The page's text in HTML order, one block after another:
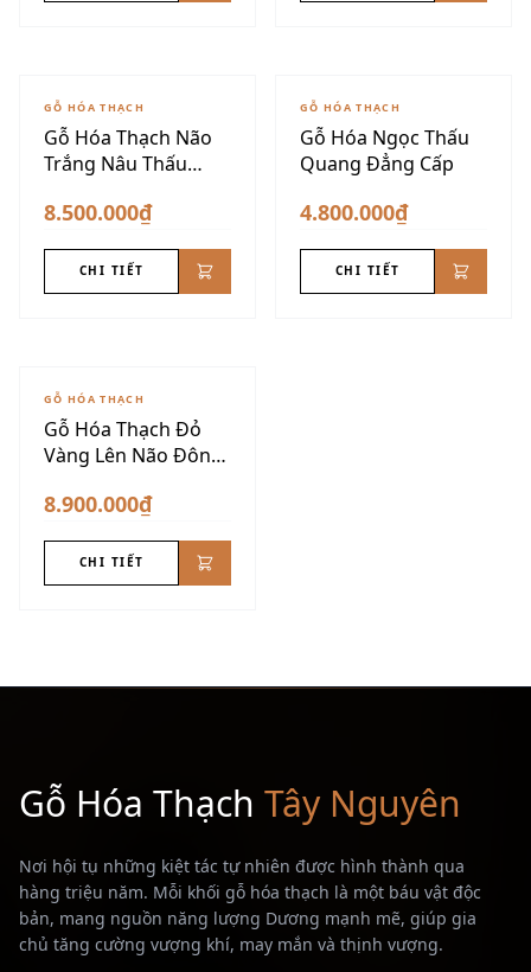
GỖ HÓA THẠCH
Gỗ Hóa Thạch Não
Trắng Nâu Thấu
8.500.000₫
CHI TIẾT
GỖ HÓA THẠCH
Gỗ Hóa Ngọc Thấu
Quang Đẳng Cấp
4.800.000₫
CHI TIẾT
GỖ HÓA THẠCH
Gỗ Hóa Thạch Đỏ
Vàng Lên Não Đôn
8.900.000₫
CHI TIẾT
Gỗ Hóa Thạch Tây Nguyên
Nơi hội tụ những kiệt tác tự nhiên được hình thành qua
hàng triệu năm. Mỗi khối gỗ hóa thạch là một báu vật độc
bản, mang nguồn năng lượng Dương mạnh mẽ, giúp gia
chủ tăng cường vượng khí, may mắn và thịnh vượng.